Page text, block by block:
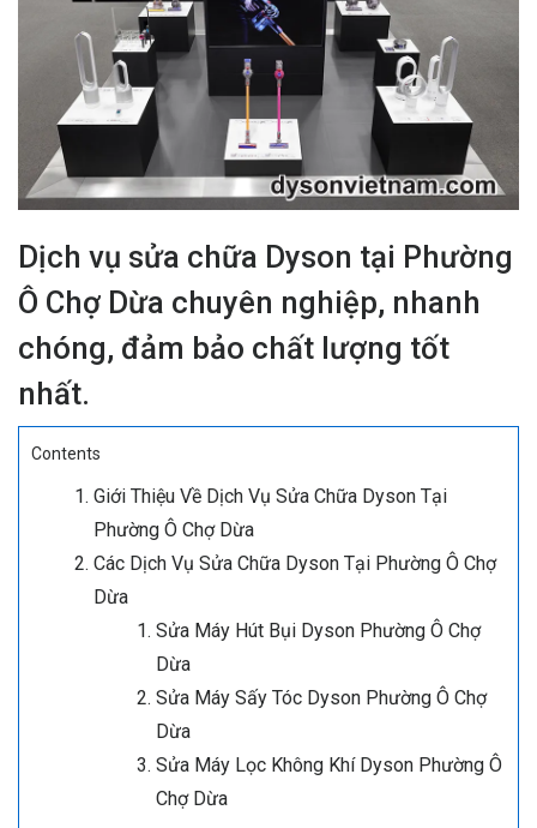
Dịch vụ sửa chữa Dyson tại Phường
Ô Chợ Dừa chuyên nghiệp, nhanh
chóng, đảm bảo chất lượng tốt
nhất.
Contents
Giới Thiệu Về Dịch Vụ Sửa Chữa Dyson Tại
Phường Ô Chợ Dừa
Các Dịch Vụ Sửa Chữa Dyson Tại Phường Ô Chợ
Dừa
Sửa Máy Hút Bụi Dyson Phường Ô Chợ
Dừa
Sửa Máy Sấy Tóc Dyson Phường Ô Chợ
Dừa
Sửa Máy Lọc Không Khí Dyson Phường Ô
Chợ Dừa